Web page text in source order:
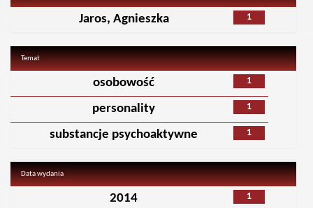
1
Jaros, Agnieszka
Temat
1
osobowość
1
personality
1
substancje psychoaktywne
Data wydania
1
2014